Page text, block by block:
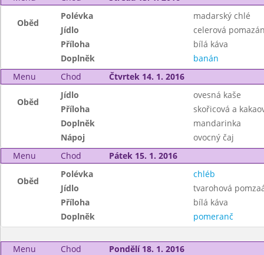
Oběd
Polévka
madarský chlé
Jídlo
celerová
Příloha
bílá káva
Doplněk
banán
Menu
Chod Čtvrtek 14. 1. 2016
Oběd
Jídlo
ovesná kaše
Příloha
skořicová a
Doplněk
mandarinka
Nápoj
ovocný čaj
Menu
Chod Pátek 15. 1. 2016
Oběd
Polévka
chléb
Jídlo
tvarohová
Příloha
bílá káva
Doplněk
pomeranč
Menu Chod Pondělí 18. 1. 2016